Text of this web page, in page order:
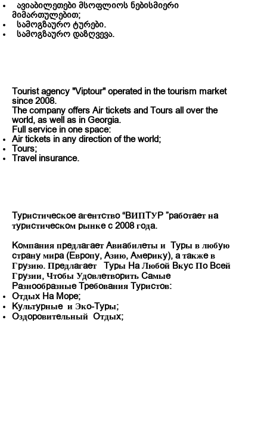
ავიაბილეთები მსოფლიოს ნებისმიერი
მიმართულებით;
სამოგზაურო ტურები.
სამოგზაურო დაზღვევა.
Tourist agency "Viptour" operated in the tourism market
since 2008.
The company offers Air tickets and Tours all over the
world, as well as in Georgia.
Full service in one space:
Air tickets in any direction of the world;
Tours;
Travel insurance.
Туристическое агентство “ВИПТУР ”работает на
туристическом рынке с 2008 года.
Компания предлагает Авиабилеты и Туры в любую
страну мира (Европу, Азию, Америку), а также в
Грузию. Предлагает Туры На Любой Вкус По Всей
Грузии, Чтобы Удовлетворить Самые
Разнообразные Требования Туристов:
Отдых На Море;
Культурные и Эко-Туры;
Оздоровительный Отдых;